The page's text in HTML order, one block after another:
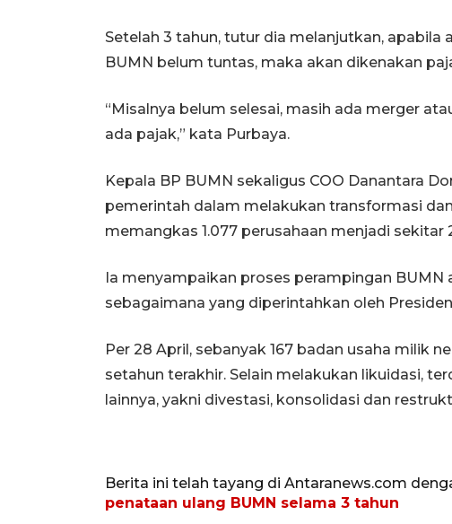
Setelah 3 tahun, tutur dia melanjutkan, apabila
BUMN belum tuntas, maka akan dikenakan
“Misalnya belum selesai, masih ada merger
ada pajak,” kata Purbaya.
Kepala BP BUMN sekaligus COO Danantara
pemerintah dalam melakukan transformasi
memangkas 1.077 perusahaan menjadi sekitar
Ia menyampaikan proses perampingan BUMN
sebagaimana yang diperintahkan oleh
Per 28 April, sebanyak 167 badan usaha milik
setahun terakhir. Selain melakukan likuidasi,
lainnya, yakni divestasi, konsolidasi dan
Berita ini telah tayang di Antaranews.com
penataan ulang BUMN selama 3 tahun